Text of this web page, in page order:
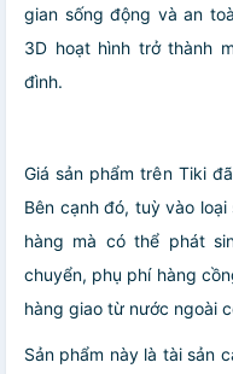
gian sống động và an
3D hoạt hình trở thành
đình.
Giá sản phẩm trên Tiki
Bên cạnh đó, tuỳ vào
hàng mà có thể phát
chuyển, phụ phí hàng
hàng giao từ nước ngoài
Sản phẩm này là tài sản